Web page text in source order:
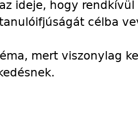
ideje, hogy
célba
mert viszonylag